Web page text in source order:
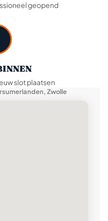
geopend
slot plaatsen
Zwolle